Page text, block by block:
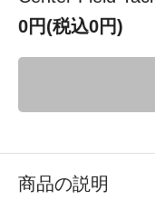
0円(税込0円)
商品の説明